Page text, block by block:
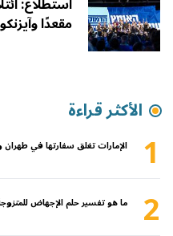
مقعدًا
الأكثر قراءة
1 الإمارات تغلق سفارتها في
2 ما هو تفسير حلم الإجهاض